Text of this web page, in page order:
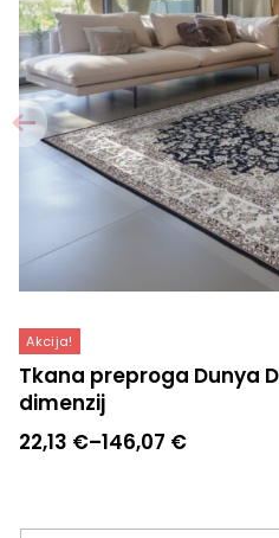
Akcija!
Tkana preproga Dunya
dimenzij
22,13 €–146,07 €
Cenovni
22,13 €